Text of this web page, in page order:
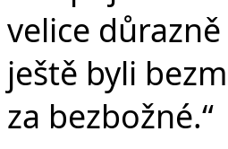
velice
ještě byli
za bezbožné.“